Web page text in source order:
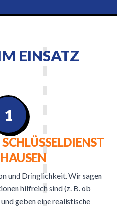
EINSATZ
und Dringlichkeit. Wir sagen
hilfreich sind (z. B. ob
geben eine realistische
1